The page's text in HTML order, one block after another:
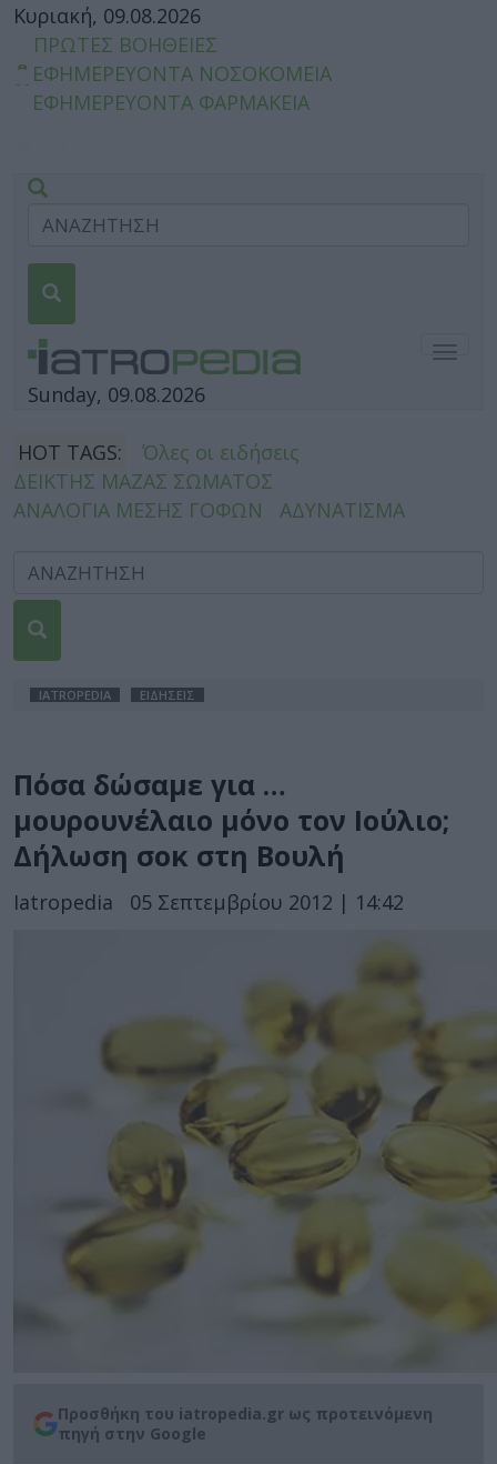
Κυριακή, 09.08.2026
ΠΡΩΤΕΣ ΒΟΗΘΕΙΕΣ
ΕΦΗΜΕΡΕΥΟΝΤΑ ΝΟΣΟΚΟΜΕΙΑ
ΕΦΗΜΕΡΕΥΟΝΤΑ ΦΑΡΜΑΚΕΙΑ
Sunday, 09.08.2026
HOT TAGS:
Όλες οι ειδήσεις
ΔΕΙΚΤΗΣ ΜΑΖΑΣ ΣΩΜΑΤΟΣ
ΑΝΑΛΟΓΙΑ ΜΕΣΗΣ ΓΟΦΩΝ
ΑΔΥΝΑΤΙΣΜΑ
IATROPEDIA ΕΙΔΗΣΕΙΣ
Πόσα δώσαμε για …
μουρουνέλαιο μόνο τον Ιούλιο;
Δήλωση σοκ στη Βουλή
Iatropedia 05 Σεπτεμβρίου 2012 | 14:42
Προσθήκη του iatropedia.gr ως προτεινόμενη
πηγή στην Google